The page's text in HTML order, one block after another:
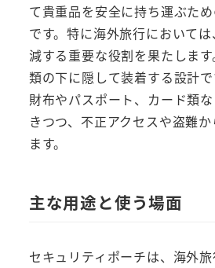
て貴重品を安全に持ち運ぶた
です。特に海外旅行において
減する重要な役割を果たしま
類の下に隠して装着する設計で
財布やパスポート、カード類
きつつ、不正アクセスや盗難
ます。
主な用途と使う場面
セキュリティポーチは、海外